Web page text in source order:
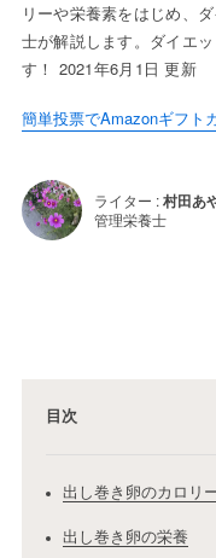
リーや栄養素をはじめ、
士が解説します。ダイエ
す！ 2021年6月1日 更新
簡単投票でAmazonギフト
ライター :村田あ
管理栄養士
目次
出し巻き卵のカロリ
出し巻き卵の栄養